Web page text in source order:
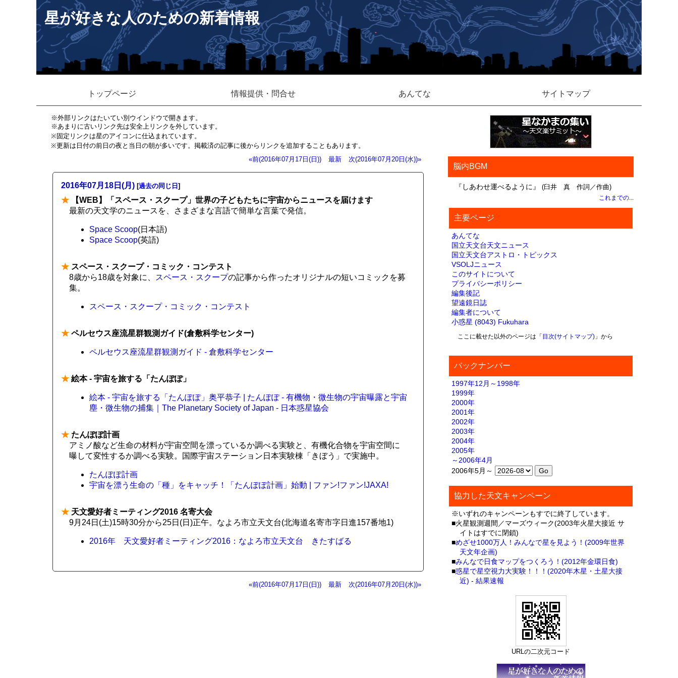
星が好きな人のための新着情報
トップページ 情報提供・問合せ あんてな サイトマップ
※外部リンクはたいてい別ウインドウで開きます。
※あまりに古いリンク先は安全上リンクを外しています。
※固定リンクは星のアイコンに仕込まれています。
※更新は日付の前日の夜と当日の朝が多いです。掲載済の記事に後からリンクを追加することもあります。
«前(2016年07月17日(日))
最新 次(2016年07月20日(水))»
2016年07月18日(月) [過去の同じ日 ]
★ 【WEB】「スペース・スクープ」世界の子どもたちに宇宙からニュースを届けます
最新の天文学のニュースを、さまざまな言語で簡単な言葉で発信。
Space Scoop(日本語)
Space Scoop(英語)
★ スペース・スクープ・コミック・コンテスト
8歳から18歳を対象に、
スペース・スクープの記事から作ったオリジナルの短いコミックを募
集。
スペース・スクープ・コミック・コンテスト
★ ペルセウス座流星群観測ガイド(倉敷科学センター)
ペルセウス座流星群観測ガイド - 倉敷科学センター
★ 絵本 - 宇宙を旅する「たんぽぽ」
絵本 - 宇宙を旅する「たんぽぽ」奥平恭子 | たんぽぽ - 有機物・微生物の宇宙曝露と宇宙
塵・微生物の捕集｜The Planetary Society of Japan - 日本惑星協会
★ たんぽぽ計画
アミノ酸など生命の材料が宇宙空間を漂っているか調べる実験と、有機化合物を宇宙空間に
曝して変性するか調べる実験。国際宇宙ステーション日本実験棟「きぼう」で実施中。
たんぽぽ計画
宇宙を漂う生命の「種」をキャッチ！「たんぽぽ計画」始動 | ファン!ファン!JAXA!
★ 天文愛好者ミーティング2016 名寄大会
9月24日(土)15時30分から25日(日)正午。なよろ市立天文台(北海道名寄市字日進157番地1)
2016年 天文愛好者ミーティング2016：なよろ市立天文台 きたすばる
«前(2016年07月17日(日)) 最新 次(2016年07月20日(水))»
脳内BGM
『しあわせ運べるように』 (臼井 真 作詞／作曲)
これまでの...
主要ページ
あんてな
国立天文台天文ニュース
国立天文台アストロ・トピックス
VSOLJニュース
このサイトについて
プライバシーポリシー
編集後記
望遠鏡日誌
編集者について
小惑星 (8043) Fukuhara
ここに載せた以外のページは「 目次(サイトマップ)」から
バックナンバー
1997年12月～1998年
1999年
2000年
2001年
2002年
2003年
2004年
2005年
～2006年4月
2006年5月～
協力した天文キャンペーン
※いずれのキャンペーンもすでに終了しています。
■火星観測週間／マーズウィーク(2003年火星大接近 サ
イトはすでに閉鎖)
■めざせ1000万人！みんなで星を見よう！(2009年世界
天文年企画)
■みんなで日食マップをつくろう！(2012年金環日食)
■惑星で星空視力大実験！！！(2020年木星・土星大接
近) -結果速報
URLの二次元コード